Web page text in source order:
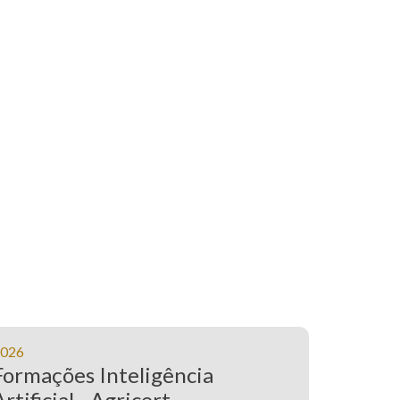
Inteligência